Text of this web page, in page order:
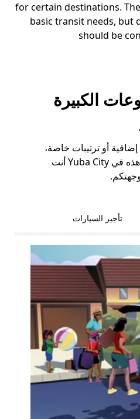
for certain destinations.
basic transit needs, but
should be
الكبيرة
أو ترتيبات خاصة،
ستساعدك خيارات المشاوير هذه في Yuba City أنت
تأجير السيارات